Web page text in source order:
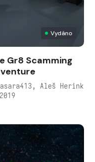
Vydáno
Gr8 Scamming
Aleš Herink